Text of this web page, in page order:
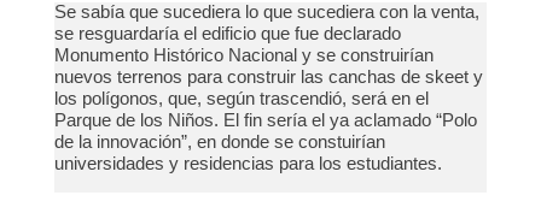
Se sabía que sucediera lo que sucediera con la venta,
se resguardaría el edificio que fue declarado
Monumento Histórico Nacional y se construirían
nuevos terrenos para construir las canchas de skeet y
los polígonos, que, según trascendió, será en el
Parque de los Niños. El fin sería el ya aclamado “Polo
de la innovación”, en donde se constuirían
universidades y residencias para los estudiantes.